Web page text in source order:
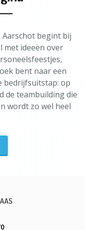
begint bij
met ideeën over
bent naar een
bedrijfsuitstap: op
de teambuilding die
wordt zo wel heel